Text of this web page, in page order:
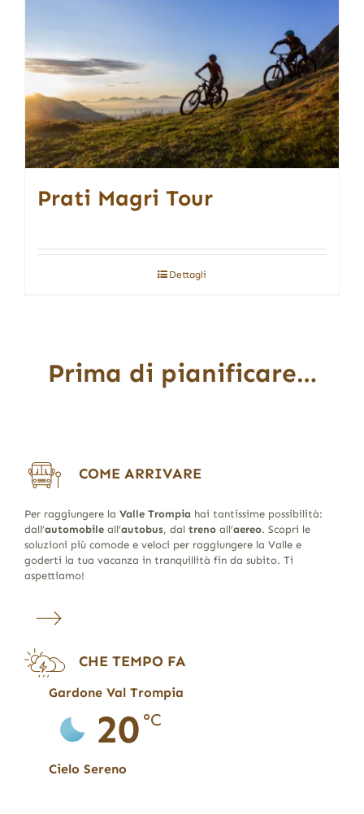
Prati Magri Tour
Dettagli
Prima di pianificare…
COME ARRIVARE
Per raggiungere la Valle Trompia hai tantissime possibilità:
dall’automobileall’autobus, dal trenoall’aereo. Scopri le
soluzioni più comode e veloci per raggiungere la Valle e
goderti la tua vacanza in tranquillità fin da subito. Ti
aspettiamo!
CHE TEMPO FA
Gardone Val Trompia
20 °C
Cielo Sereno